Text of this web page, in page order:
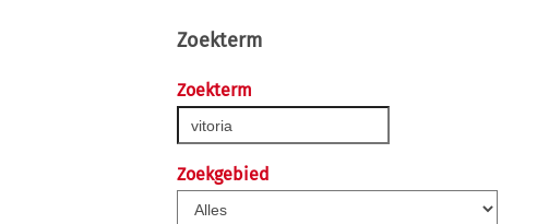
Zoekterm
Zoekterm
Zoekgebied